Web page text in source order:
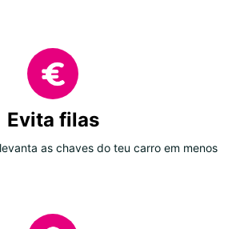
Evita filas
as chaves do teu carro em menos